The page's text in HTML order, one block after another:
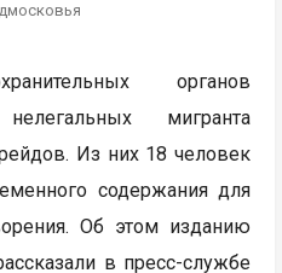
органов
мигранта
Из них 18 человек
содержания для
Об этом изданию
в пресс-службе